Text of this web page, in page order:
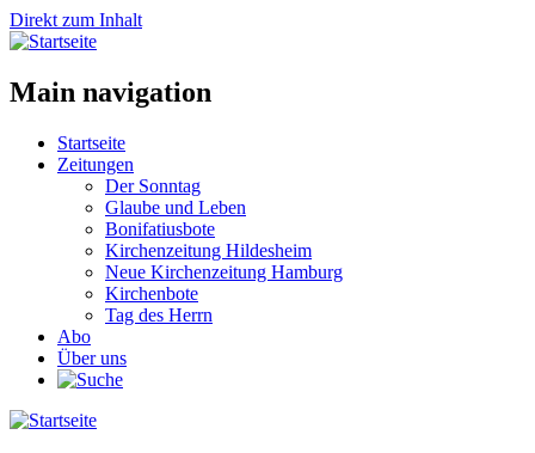
Direkt zum Inhalt
Main navigation
Startseite
Zeitungen
Der Sonntag
Glaube und Leben
Bonifatiusbote
Kirchenzeitung Hildesheim
Neue Kirchenzeitung Hamburg
Kirchenbote
Tag des Herrn
Abo
Über uns